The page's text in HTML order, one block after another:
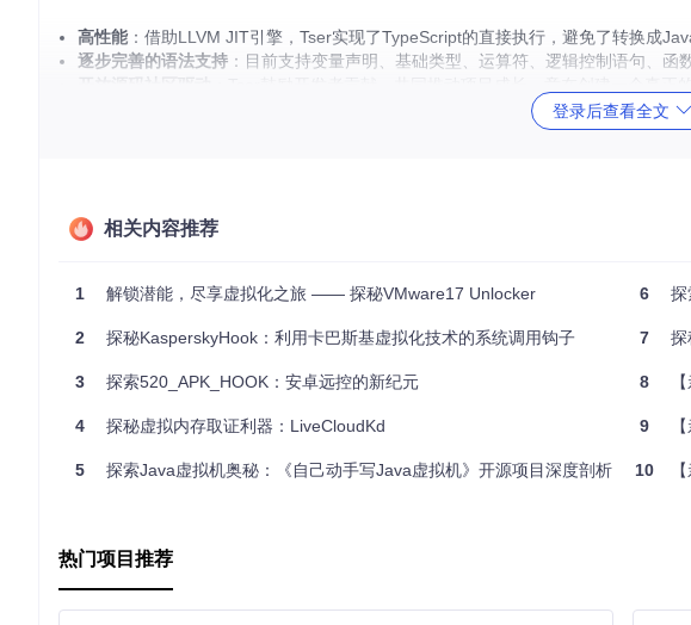
高性能：借助LLVM JIT引擎，Tser实现了TypeScript的直接执行，避免了转换成
逐步完善的语法支持 ：目前支持变量声明、基础类型、运算符、逻辑控制语句、函
：提供了详细的构建指南，方便开发者参与开发，为项目添加新特性和优
登录后查看全文
相关内容推荐
1 解锁潜能，尽享虚拟化之旅 —— 探秘VMware17 Unlocker
2 探秘KasperskyHook：利用卡巴斯基虚拟化技术的系统调用钩子
3 探索520_APK_HOOK：安卓远控的新纪元
4 探秘虚拟内存取证利器：LiveCloudKd
5 探索Java虚拟机奥秘：《自己动手写Java虚拟机》开源项目深度剖析
6 探
7 探
8
9
10
热门项目推荐